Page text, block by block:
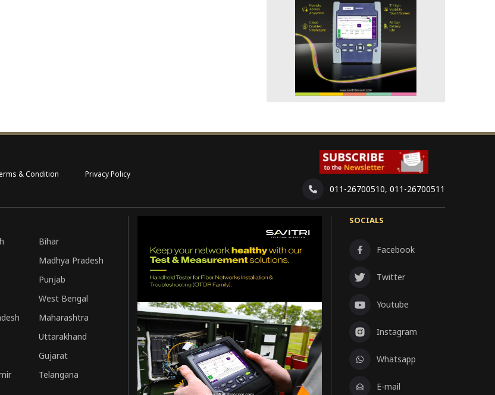
& Condition Privacy Policy
011-26700510, 011-26700511
Bihar
Madhya Pradesh
Punjab
West Bengal
Maharashtra
Uttarakhand
Gujarat
Telangana
SOCIALS
Facebook
Twitter
Youtube
Instagram
Whatsapp
E-mail